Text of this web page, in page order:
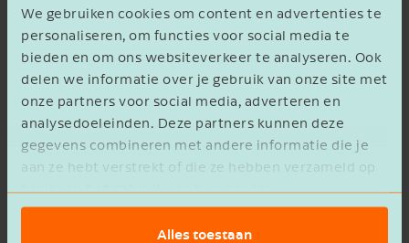
We gebruiken cookies om content en advertenties te
personaliseren, om functies voor social media te
bieden en om ons websiteverkeer te analyseren. Ook
delen we informatie over je gebruik van onze site met
onze partners voor social media, adverteren en
analysedoeleinden. Deze partners kunnen deze
gegevens combineren met andere informatie die je
aan ze hebt verstrekt of die ze hebben verzameld op
basis van het gebruik van hun services.
Alles toestaan
I agree to theprivacy statement
Verzenden